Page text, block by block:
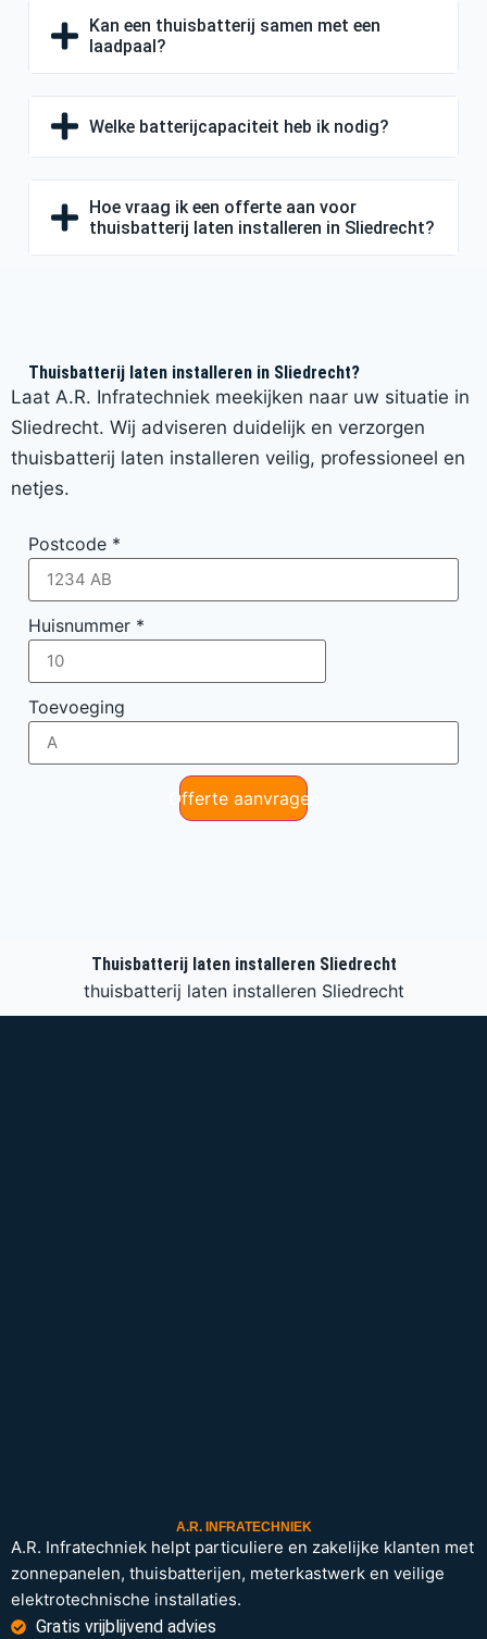
Kan een thuisbatterij samen met een
laadpaal?
Welke batterijcapaciteit heb ik nodig?
Hoe vraag ik een offerte aan voor
thuisbatterij laten installeren in Sliedrecht?
Thuisbatterij laten installeren in Sliedrecht?
Laat A.R. Infratechniek meekijken naar uw situatie in
Sliedrecht. Wij adviseren duidelijk en verzorgen
thuisbatterij laten installeren veilig, professioneel en
netjes.
Postcode *
Huisnummer *
Toevoeging
Offerte aanvragen
Thuisbatterij laten installeren Sliedrecht
thuisbatterij laten installeren Sliedrecht
A.R. INFRATECHNIEK
A.R. Infratechniek helpt particuliere en zakelijke klanten met
zonnepanelen, thuisbatterijen, meterkastwerk en veilige
elektrotechnische installaties.
Gratis vrijblijvend advies